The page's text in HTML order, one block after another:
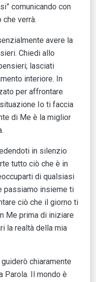
comunicando con
che verrà.
avere la
Chiedi allo
lasciati
interiore. In
per affrontare
Io ti faccia
di Me è la miglior
in silenzio
tutto ciò che è in
di qualsiasi
passiamo insieme ti
ciò che il giorno ti
Me prima di iniziare
la realtà della mia
chiaramente
Parola. Il mondo è